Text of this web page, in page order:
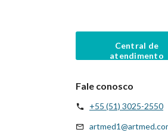
Central de
atendimento
Fale conosco
+55 (51) 3025-2550